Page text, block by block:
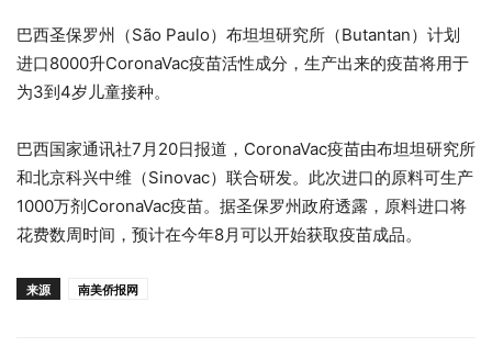
巴西圣保罗州（São Paulo）布坦坦研究所（Butantan）计划
进口8000升CoronaVac疫苗活性成分，生产出来的疫苗将用于
为3到4岁儿童接种。
巴西国家通讯社7月20日报道，CoronaVac疫苗由布坦坦研究所
和北京科兴中维（Sinovac）联合研发。此次进口的原料可生产
1000万剂CoronaVac疫苗。据圣保罗州政府透露，原料进口将
花费数周时间，预计在今年8月可以开始获取疫苗成品。
来源 南美侨报网